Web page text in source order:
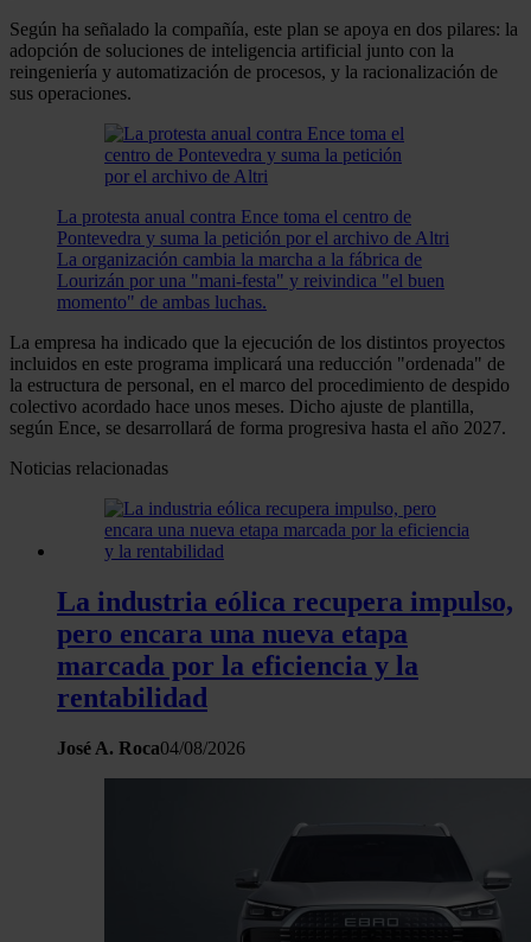
Según ha señalado la compañía, este plan se apoya en dos pilares: la
adopción de soluciones de inteligencia artificial junto con la
reingeniería y automatización de procesos, y la racionalización de
sus operaciones.
La protesta anual contra Ence toma el centro de
Pontevedra y suma la petición por el archivo de Altri
La organización cambia la marcha a la fábrica de
Lourizán por una "mani-festa" y reivindica "el buen
momento" de ambas luchas.
La empresa ha indicado que la ejecución de los distintos proyectos
incluidos en este programa implicará una reducción "ordenada" de
la estructura de personal, en el marco del procedimiento de despido
colectivo acordado hace unos meses. Dicho ajuste de plantilla,
según Ence, se desarrollará de forma progresiva hasta el año 2027.
Noticias relacionadas
La industria eólica recupera impulso,
pero encara una nueva etapa
marcada por la eficiencia y la
rentabilidad
José A. Roca04/08/2026